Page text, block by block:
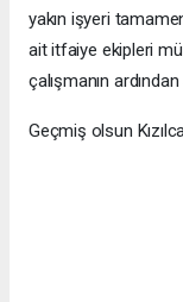
yakın işyeri
ait itfaiye ekipleri
çalışmanın
Geçmiş olsun